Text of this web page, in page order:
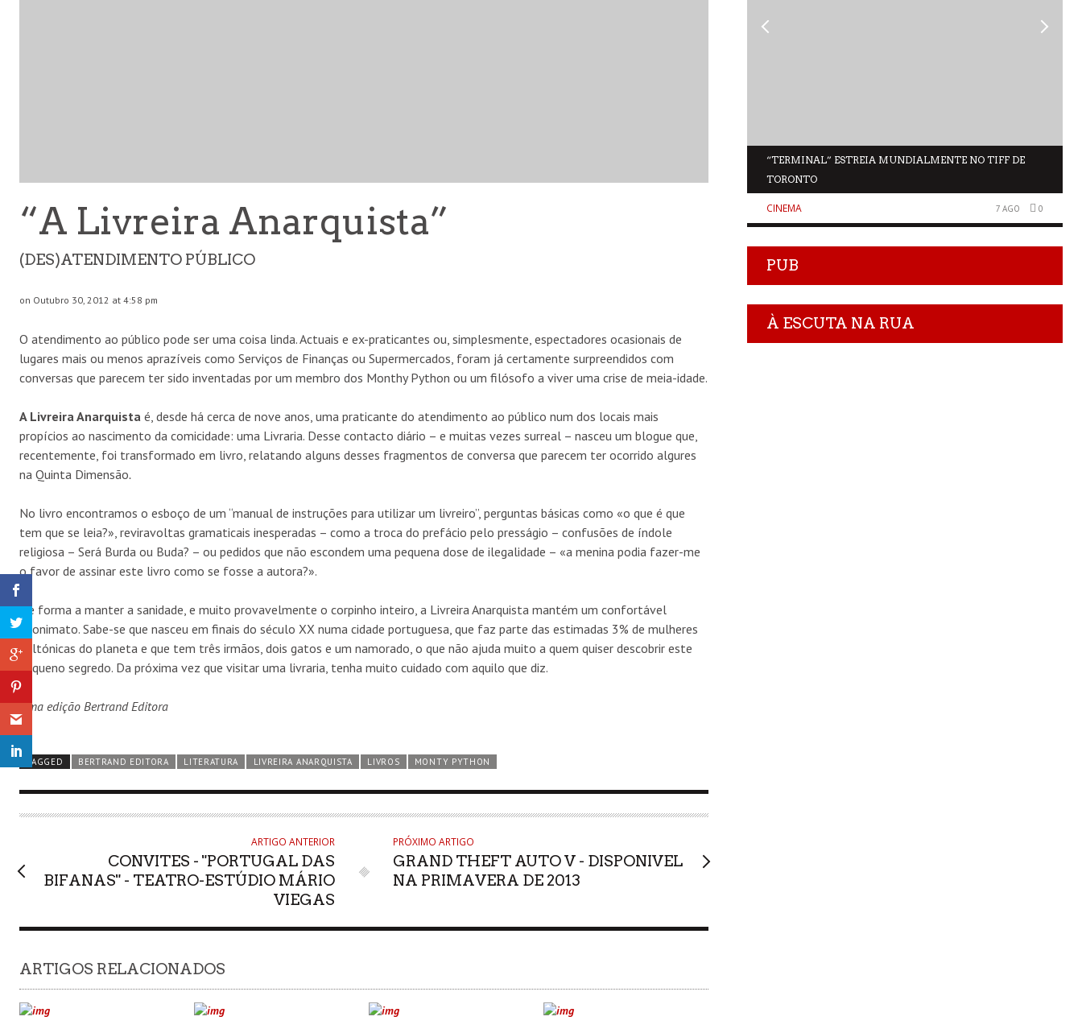
“A Livreira Anarquista”
(DES)ATENDIMENTO PÚBLICO
on Outubro 30, 2012 at 4:58 pm
O atendimento ao público pode ser uma coisa linda. Actuais e ex-praticantes ou, simplesmente, espectadores ocasionais de
lugares mais ou menos aprazíveis como Serviços de Finanças ou Supermercados, foram já certamente surpreendidos com
conversas que parecem ter sido inventadas por um membro dos Monthy Python ou um filósofo a viver uma crise de meia-idade.
A Livreira Anarquista é, desde há cerca de nove anos, uma praticante do atendimento ao público num dos locais mais
propícios ao nascimento da comicidade: uma Livraria. Desse contacto diário – e muitas vezes surreal – nasceu um blogue que,
recentemente, foi transformado em livro, relatando alguns desses fragmentos de conversa que parecem ter ocorrido algures
na Quinta Dimensão.
No livro encontramos o esboço de um “manual de instruções para utilizar um livreiro”, perguntas básicas como «o que é que
tem que se leia?», reviravoltas gramaticais inesperadas – como a troca do prefácio pelo presságio – confusões de índole
religiosa – Será Burda ou Buda? – ou pedidos que não escondem uma pequena dose de ilegalidade – «a menina podia fazer-me
o favor de assinar este livro como se fosse a autora?».
De forma a manter a sanidade, e muito provavelmente o corpinho inteiro, a Livreira Anarquista mantém um confortável
anonimato. Sabe-se que nasceu em finais do século XX numa cidade portuguesa, que faz parte das estimadas 3% de mulheres
daltónicas do planeta e que tem três irmãos, dois gatos e um namorado, o que não ajuda muito a quem quiser descobrir este
pequeno segredo. Da próxima vez que visitar uma livraria, tenha muito cuidado com aquilo que diz.
Uma edição Bertrand Editora
TAGGED BERTRAND EDITORA LITERATURA LIVREIRA ANARQUISTA LIVROS MONTY PYTHON
ARTIGO ANTERIOR
CONVITES - "PORTUGAL DAS
BIFANAS" - TEATRO-ESTÚDIO MÁRIO
VIEGAS
PRÓXIMO ARTIGO
GRAND THEFT AUTO V - DISPONIVEL
NA PRIMAVERA DE 2013
ARTIGOS RELACIONADOS
“TERMINAL” ESTREIA MUNDIALMENTE NO TIFF DE
TORONTO
CINEMA 7 AGO 0
PUB
À ESCUTA NA RUA